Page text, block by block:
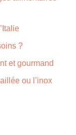
?
et gourmand
ou l’inox